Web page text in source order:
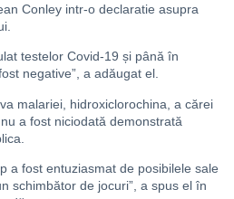
Conley intr-o declaratie asupra
testelor Covid-19 și până în
negative”, a adăugat el.
malariei, hidroxiclorochina, a cărei
a fost niciodată demonstrată
a fost entuziasmat de posibilele sale
schimbător de jocuri”, a spus el în